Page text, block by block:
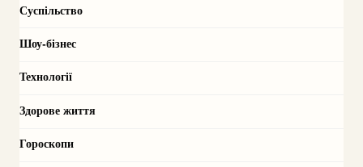
Суспільство
Шоу-бізнес
Технології
Здорове життя
Гороскопи